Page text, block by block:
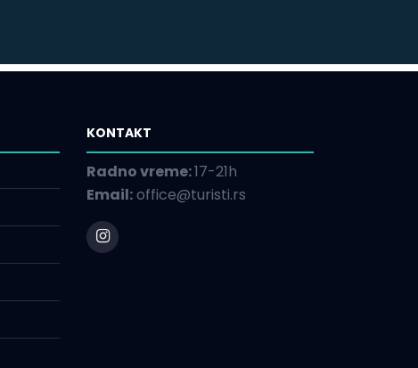
KONTAKT
Radno vreme:17-21h
Email:office@turisti.rs